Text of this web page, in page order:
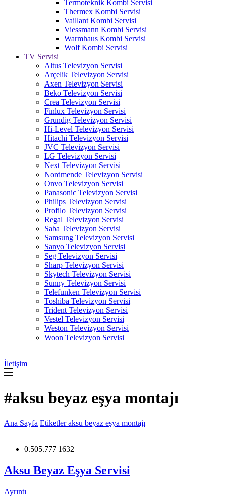
Termoteknik Kombi Servisi
Thermex Kombi Servisi
Vaillant Kombi Servisi
Viessmann Kombi Servisi
Warmhaus Kombi Servisi
Wolf Kombi Servisi
TV Servisi
Altus Televizyon Servisi
Arçelik Televizyon Servisi
Axen Televizyon Servisi
Beko Televizyon Servisi
Crea Televizyon Servisi
Finlux Televizyon Servisi
Grundig Televizyon Servisi
Hi-Level Televizyon Servisi
Hitachi Televizyon Servisi
JVC Televizyon Servisi
LG Televizyon Servisi
Next Televizyon Servisi
Nordmende Televizyon Servisi
Onvo Televizyon Servisi
Panasonic Televizyon Servisi
Philips Televizyon Servisi
Profilo Televizyon Servisi
Regal Televizyon Servisi
Saba Televizyon Servisi
Samsung Televizyon Servisi
Sanyo Televizyon Servisi
Seg Televizyon Servisi
Sharp Televizyon Servisi
Skytech Televizyon Servisi
Sunny Televizyon Servisi
Telefunken Televizyon Servisi
Toshiba Televizyon Servisi
Trident Televizyon Servisi
Vestel Televizyon Servisi
Weston Televizyon Servisi
Woon Televizyon Servisi
İletişim
#aksu beyaz eşya montajı
Ana Sayfa Etiketleraksu beyaz eşya montajı
0.505.777 1632
Aksu Beyaz Eşya Servisi
Ayrıntı